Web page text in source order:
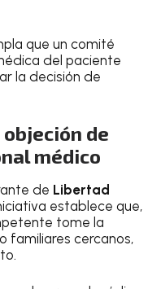
que un comité
del paciente
la decisión de
de
médico
de Libertad
establece que,
tome la
familiares cercanos,